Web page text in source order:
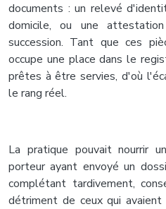
documents : un relevé
domicile, ou une
succession. Tant que ces
occupe une place dans le
prêtes à être servies, d'où
le rang réel.
La pratique pouvait nourrir
porteur ayant envoyé un
complétant tardivement,
détriment de ceux qui